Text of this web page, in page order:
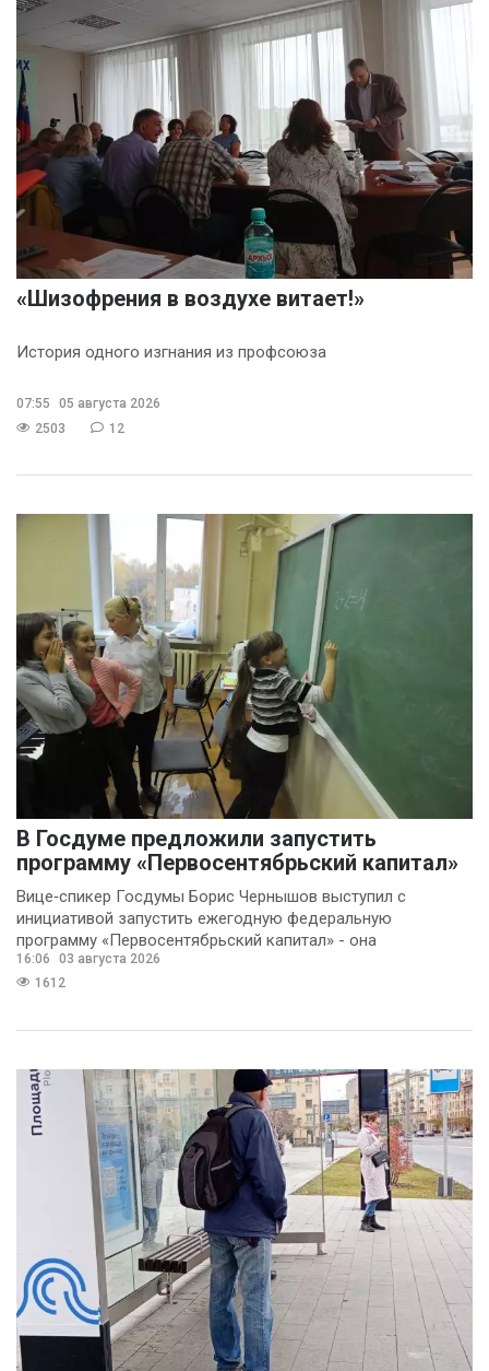
«Шизофрения в воздухе витает!»
История одного изгнания из профсоюза
07:55
05 августа 2026
2503
12
В Госдуме предложили запустить
программу «Первосентябрьский капитал»
Вице‑спикер Госдумы Борис Чернышов выступил с
инициативой запустить ежегодную федеральную
программу «Первосентябрьский капитал» - она
предполагает
16:06
03 августа 2026
1612